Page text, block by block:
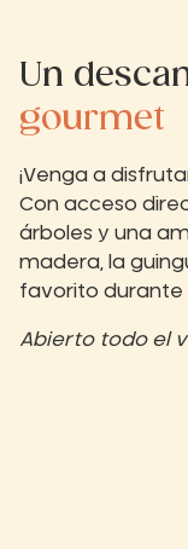
Un
gourmet
¡Venga a
Con acceso
árboles y una
madera, la
favorito durante
Abierto todo el